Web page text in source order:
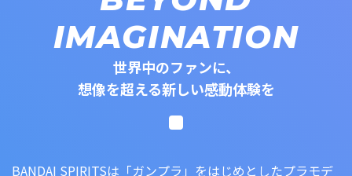
IMAGINATION
世界中のファンに、
想像を超える新しい感動体験を
BANDAI SPIRITSは「ガンプラ」をはじめとしたプラモデ